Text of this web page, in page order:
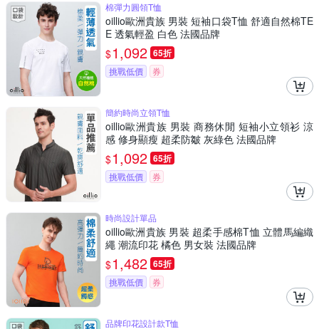
棉彈力圓領T恤
oillio歐洲貴族 男裝 短袖口袋T恤 舒適自然棉TE
E 透氣輕盈 白色 法國品牌
$1,092 65折
挑戰低價 券
簡約時尚立領T恤
oillio歐洲貴族 男裝 商務休閒 短袖小立領衫 涼
感 修身顯瘦 超柔防皺 灰綠色 法國品牌
$1,092 65折
挑戰低價 券
時尚設計單品
oillio歐洲貴族 男裝 超柔手感棉T恤 立體馬編織
繩 潮流印花 橘色 男女裝 法國品牌
$1,482 65折
挑戰低價 券
品牌印花設計款T恤